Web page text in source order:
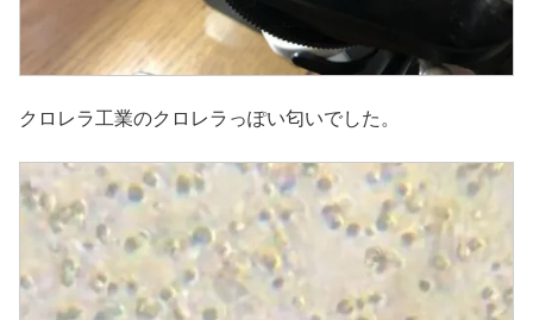
クロレラ工業のクロレラっぽい匂いでした。